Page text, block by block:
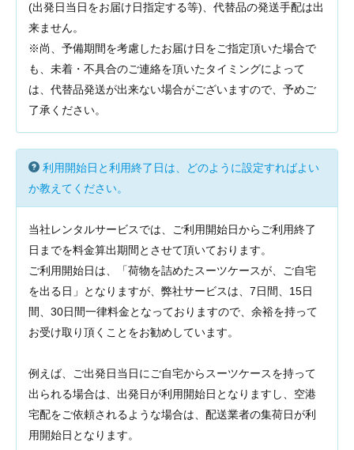
(出発日当日をお届け日指定する等)、代替品の発送手配は出
来ません。
※尚、予備期間を考慮したお届け日をご指定頂いた場合で
も、未着・不具合のご連絡を頂いたタイミングによって
は、代替品発送が出来ない場合がございますので、予めご
了承ください。
利用開始日と利用終了日は、どのように設定すればよい
か教えてください。
当社レンタルサービスでは、ご利用開始日からご利用終了
日までを料金算出期間とさせて頂いております。
ご利用開始日は、「荷物を詰めたスーツケースが、ご自宅
を出る日」となりますが、弊社サービスは、7日間、15日
間、30日間一律料金となっておりますので、余裕を持って
お受け取り頂くことをお勧めしています。
例えば、ご出発日当日にご自宅からスーツケースを持って
出られる場合は、出発日が利用開始日となりますし、空港
宅配をご依頼されるような場合は、配送業者の集荷日が利
用開始日となります。